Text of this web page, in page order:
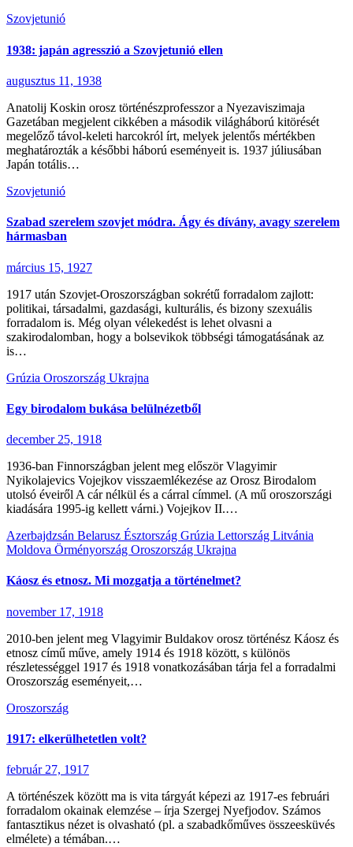
Szovjetunió
1938: japán agresszió a Szovjetunió ellen
augusztus 11, 1938
Anatolij Koskin orosz történészprofesszor a Nyezaviszimaja
Gazetában megjelent cikkében a második világháború kitörését
megelőző távol-keleti harcokról írt, melyek jelentős mértékben
meghatározták a későbbi háború eseményeit is. 1937 júliusában
Japán totális…
Szovjetunió
Szabad szerelem szovjet módra. Ágy és dívány, avagy szerelem
hármasban
március 15, 1927
1917 után Szovjet-Oroszországban sokrétű forradalom zajlott:
politikai, társadalmi, gazdasági, kulturális, és bizony szexuális
forradalom is. Még olyan vélekedést is lehet olvasni a
szakirodalomban, hogy a bolsevikok többségi támogatásának az
is…
Grúzia Oroszország Ukrajna
Egy birodalom bukása belülnézetből
december 25, 1918
1936-ban Finnországban jelent meg először Vlagyimir
Nyikolajevics Vojejkov visszaemlékezése az Orosz Birodalom
utolsó éveiről A cár nélkül és a cárral címmel. (A mű oroszországi
kiadására 1995-ig kellett várni.) Vojejkov II.…
Azerbajdzsán Belarusz Észtország Grúzia Lettország Litvánia
Moldova Örményország Oroszország Ukrajna
Káosz és etnosz. Mi mozgatja a történelmet?
november 17, 1918
2010-ben jelent meg Vlagyimir Buldakov orosz történész Káosz és
etnosz című műve, amely 1914 és 1918 között, s különös
részletességgel 1917 és 1918 vonatkozásában tárja fel a forradalmi
Oroszország eseményeit,…
Oroszország
1917: elkerülhetetlen volt?
február 27, 1917
A történészek között ma is vita tárgyát képezi az 1917-es februári
forradalom okainak elemzése – írja Szergej Nyefjodov. Számos
fantasztikus nézet is olvasható (pl. a szabadkőműves összeesküvés
elmélete) a témában.…